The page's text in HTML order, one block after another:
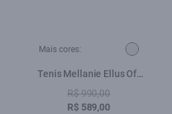
Mais cores:
Tenis Mellanie Ellus Off
White
R$ 990,00
R$ 589,00